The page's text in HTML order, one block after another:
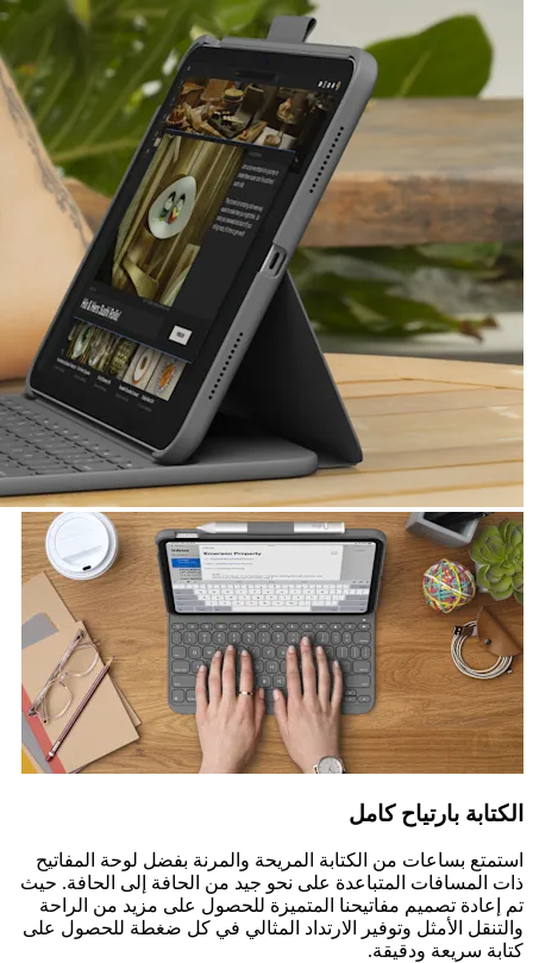
الكتابة بارتياح كامل
استمتع بساعات من الكتابة المريحة والمرنة بفضل لوحة المفاتيح
ذات المسافات المتباعدة على نحو جيد من الحافة إلى الحافة. حيث
تم إعادة تصميم مفاتيحنا المتميزة للحصول على مزيد من الراحة
والتنقل الأمثل وتوفير الارتداد المثالي في كل ضغطة للحصول على
كتابة سريعة ودقيقة.